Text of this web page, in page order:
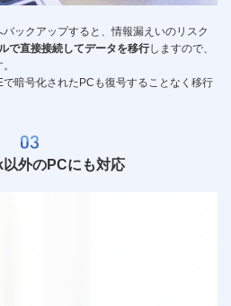
ックアップすると、情報漏えいのリスク
で直接接続してデータを移行しますので、
暗号化されたPCも復号することなく移行
外のPCにも対応